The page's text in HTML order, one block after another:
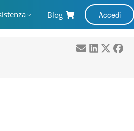
Blog Accedi